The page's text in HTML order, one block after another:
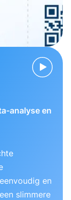
analyse en
en
slimmere